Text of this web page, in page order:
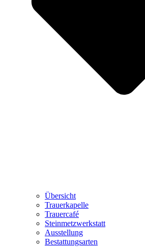
Übersicht
Trauerkapelle
Trauercafé
Steinmetzwerkstatt
Ausstellung
Bestattungsarten